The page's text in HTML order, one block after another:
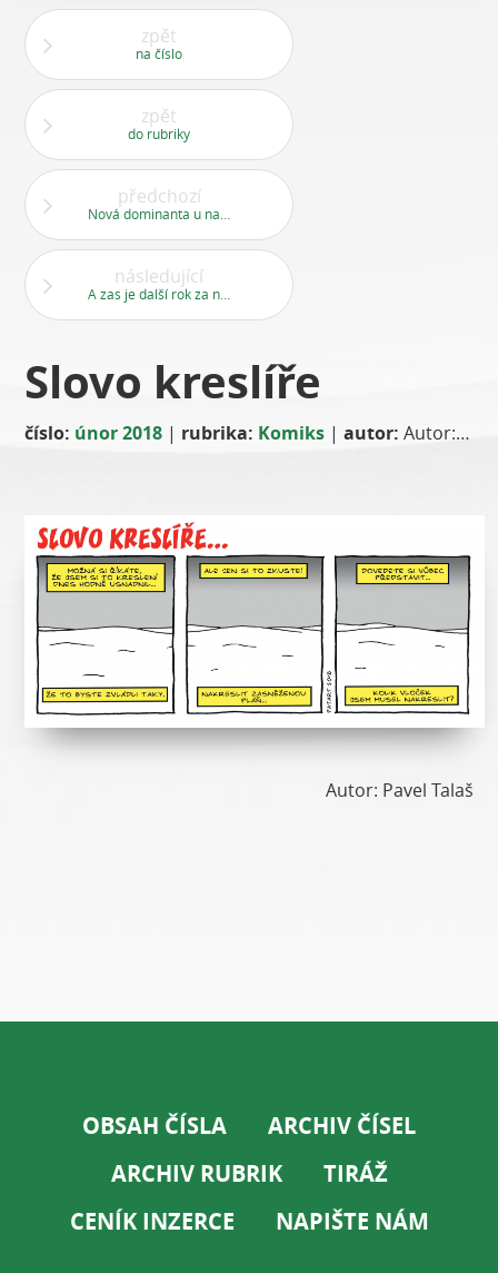
zpět
na číslo
zpět
do rubriky
předchozí
následující
Slovo kreslíře
číslo: únor 2018 | rubrika: Komiks |autor: Autor: Pavel Talaš
Autor: Pavel Talaš
OBSAH ČÍSLA
ARCHIV ČÍSEL
ARCHIV RUBRIK
TIRÁŽ
CENÍK INZERCE
NAPIŠTE NÁM